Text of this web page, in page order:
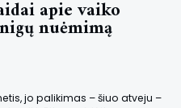
apie vaiko
nuėmimą
jo palikimas – šiuo atveju –